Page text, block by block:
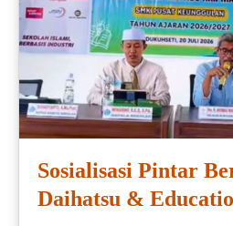
Sosialisasi Pintar
Daihatsu &